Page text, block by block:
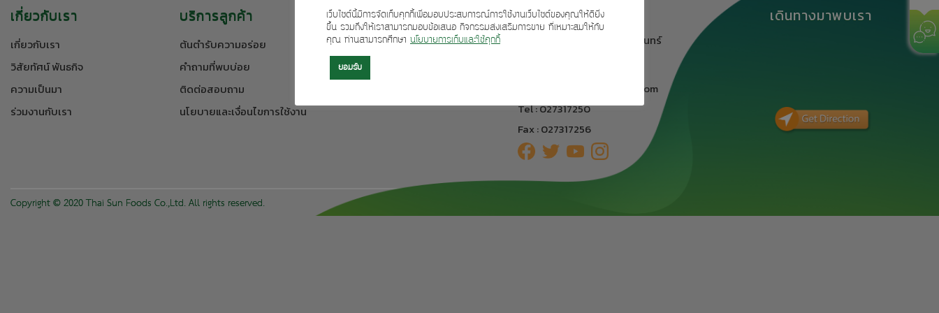
เกี่ยวกับเรา
เกี่ยวกับเรา
วิสัยทัศน์ พันธกิจ
ความเป็นมา
ร่วมงานกับเรา
บริการลูกค้า
ต้นตำรับความอร่อย
คำถามที่พบบ่อย
ติดต่อสอบถาม
นโยบายและเงื่อนไขการใช้งาน
ผลิตภัณฑ์ของเรา
เครื่องดื่ม
ขนมปังกรอบ
ติดต่อเรา
304 อาคารทีเอฟ ถนนศรีนครินทร์
greenmatebrand@gmail.com
Tel : 027317250
Fax : 027317256
เดินทางมาพบเรา
Copyright © 2020 Thai Sun Foods Co.,Ltd. All rights reserved.
เว็บไซต์นี้มีการจัดเก็บคุกกี้เพื่อมอบประสบการณ์การใช้งานเว็บไซต์ของคุณให้ดียิ่ง
ขึ้น รวมถึงให้เราสามารถมอบข้อเสนอ กิจกรรมส่งเสริมการขาย ที่เหมาะสมให้กับ
คุณ ท่านสามารถศึกษา นโยบายการเก็บและใช้คุกกี้
ยอมรับ